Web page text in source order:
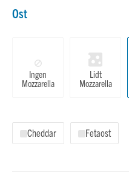
Ost
Ingen
Mozzarella
Lidt
Mozzarella
Cheddar Fetaost